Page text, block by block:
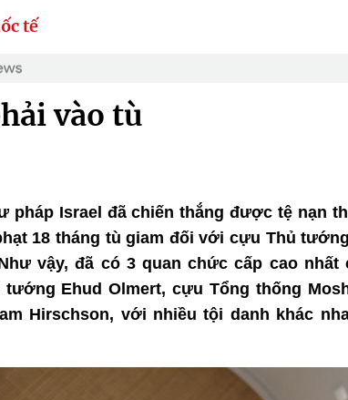
tế
vào tù
pháp Israel đã chiến thắng được tệ nạn
18 tháng tù giam đối với cựu Thủ
vậy, đã có 3 quan chức cấp cao nhất
Ehud Olmert, cựu Tổng thống
Hirschson, với nhiều tội danh khác